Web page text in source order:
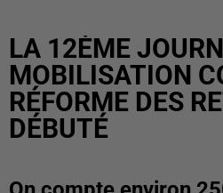
LA 12ÈME
MOBILISATION
RÉFORME DES
DÉBUTÉ